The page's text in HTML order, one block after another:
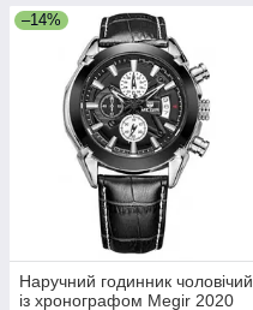
–14%
Наручний годинник чоловічий
із хронографом Megir 2020